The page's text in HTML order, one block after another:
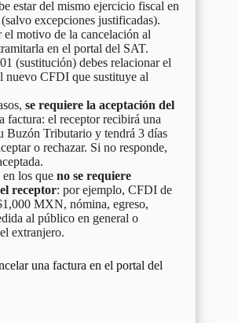
estar del mismo ejercicio fiscal en
excepciones justificadas).
el motivo de la cancelación al
en el portal del SAT.
(sustitución) debes relacionar el
nuevo CFDI que sustituye al
se requiere la aceptación del
factura: el receptor recibirá una
Buzón Tributario y tendrá 3 días
o rechazar. Si no responde,
en los que no se requiere
receptor: por ejemplo, CFDI de
MXN, nómina, egreso,
al público en general o
extranjero.
una factura en el portal del